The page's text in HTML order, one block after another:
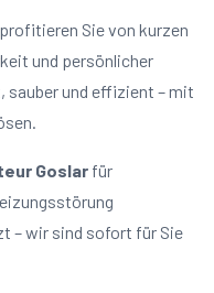
Sie von kurzen
und persönlicher
sauber und effizient – mit
Goslarfür
– wir sind sofort für Sie